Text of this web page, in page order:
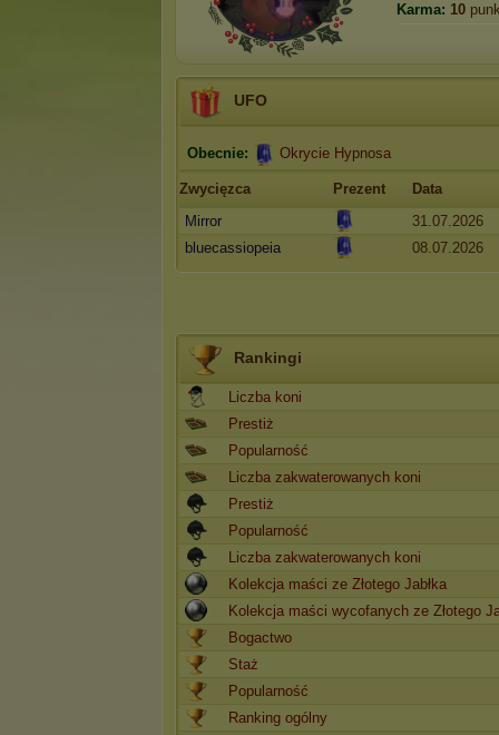
Karma: 10
UFO
Obecnie: Okrycie Hypnosa
Zwycięzca Prezent
Data
Mirror
31.07.2026
bluecassiopeia
08.07.2026
Rankingi
Liczba koni
Prestiż
Popularność
Liczba zakwaterowanych koni
Prestiż
Popularność
Liczba zakwaterowanych koni
Kolekcja maści ze Złotego Jabłka
Kolekcja maści wycofanych ze Złotego
Bogactwo
Staż
Popularność
Ranking ogólny